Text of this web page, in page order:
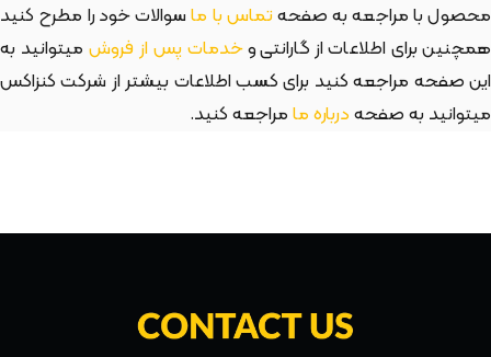
محصول با مراجعه به صفحهتماس با ماسوالات خود را مطرح کنید
همچنین برای اطلاعات از گارانتی وخدمات پس از فروش میتوانید به
این صفحه مراجعه کنید برای کسب اطلاعات بیشتر از شرکت کنزاکس
میتوانید به صفحهدرباره مامراجعه کنید.